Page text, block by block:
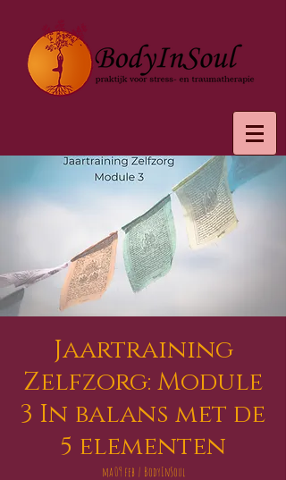
Jaartraining
Zelfzorg: Module
3 In balans met de
5 elementen
ma 09 feb
  |
BodyInSoul